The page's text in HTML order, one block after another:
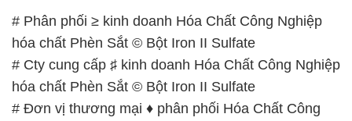
# Phân phối ≥ kinh doanh Hóa Chất Công Nghiệp
hóa chất Phèn Sắt © Bột Iron II Sulfate
# Cty cung cấp ♯ kinh doanh Hóa Chất Công Nghiệp
hóa chất Phèn Sắt © Bột Iron II Sulfate
# Đơn vị thương mại ♦ phân phối Hóa Chất Công